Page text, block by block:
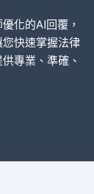
化的AI回覆，
快速掌握法律
專業、準確、